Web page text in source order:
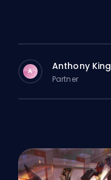
A Anthony King
Partner